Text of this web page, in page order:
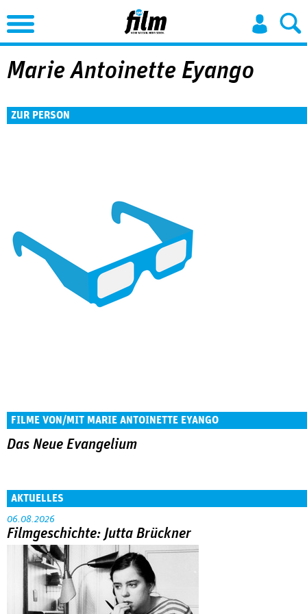
Jump to Navigation
Marie Antoinette Eyango
ZUR PERSON
FILME VON/MIT MARIE ANTOINETTE EYANGO
Das Neue Evangelium
AKTUELLES
06.08.2026
Filmgeschichte: Jutta Brückner